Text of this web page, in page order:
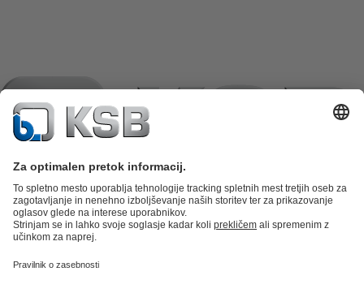
Katalog izdelkov Nadomestni deli
izdelkovProgramska oprema in znanje